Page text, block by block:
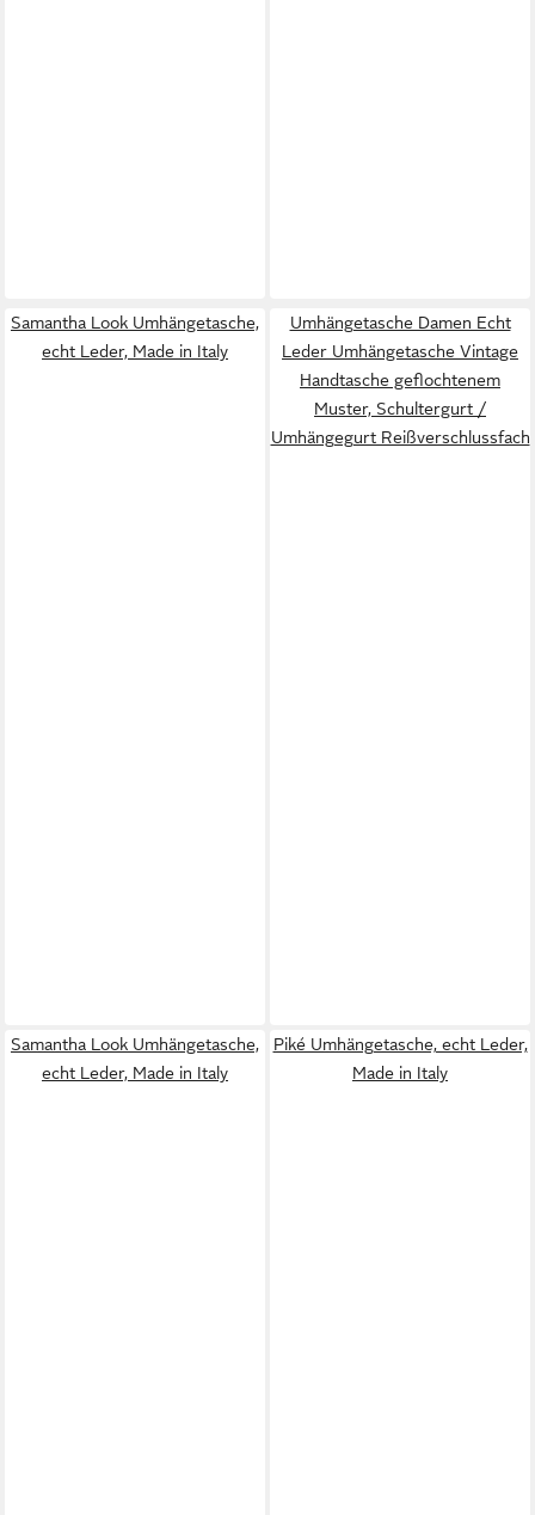
Samantha Look Umhängetasche,
echt Leder, Made in Italy
Umhängetasche Damen Echt
Leder Umhängetasche Vintage
Handtasche geflochtenem
Muster, Schultergurt /
Umhängegurt Reißverschlussfach
Samantha Look Umhängetasche,
echt Leder, Made in Italy
Piké Umhängetasche, echt Leder,
Made in Italy